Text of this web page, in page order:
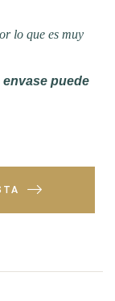
lo que es muy
puede